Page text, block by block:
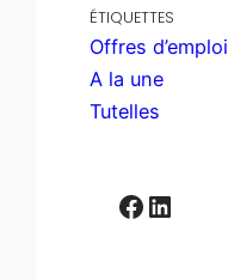
ÉTIQUETTES
Offres d’emploi
A la une
Tutelles
Facebook LinkedIn